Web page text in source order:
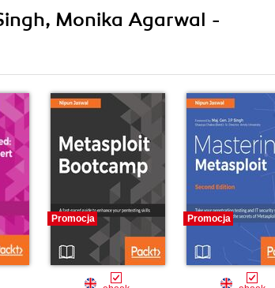
Monika Agarwal -
Promocja Promocja